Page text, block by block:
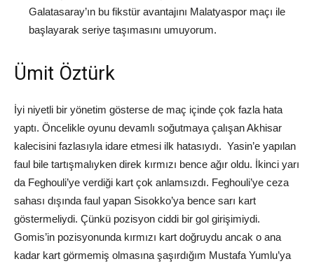
Galatasaray’ın bu fikstür avantajını Malatyaspor maçı ile
başlayarak seriye taşımasını umuyorum.
Ümit Öztürk
İyi niyetli bir yönetim gösterse de maç içinde çok fazla hata
yaptı. Öncelikle oyunu devamlı soğutmaya çalışan Akhisar
kalecisini fazlasıyla idare etmesi ilk hatasıydı. Yasin’e yapılan
faul bile tartışmalıyken direk kırmızı bence ağır oldu. İkinci yarı
da Feghouli’ye verdiği kart çok anlamsızdı. Feghouli’ye ceza
sahası dışında faul yapan Sisokko’ya bence sarı kart
göstermeliydi. Çünkü pozisyon ciddi bir gol girişimiydi.
Gomis’in pozisyonunda kırmızı kart doğruydu ancak o ana
kadar kart görmemiş olmasına şaşırdığım Mustafa Yumlu’ya